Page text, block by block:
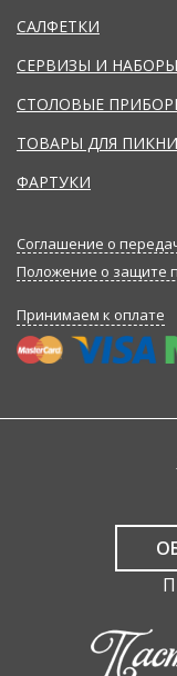
САЛФЕТКИ
СЕРВИЗЫ И НАБОРЫ
СТОЛОВЫЕ
ТОВАРЫ ДЛЯ
ФАРТУКИ
Соглашение о
Положение о защите
Принимаем к оплате